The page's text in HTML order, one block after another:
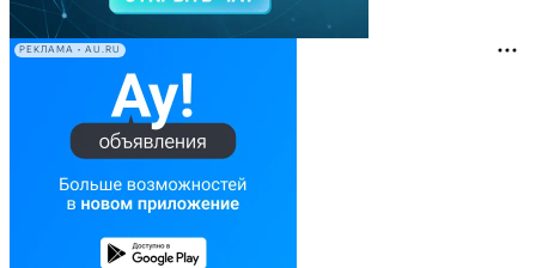
РЕКЛАМА • AU.RU